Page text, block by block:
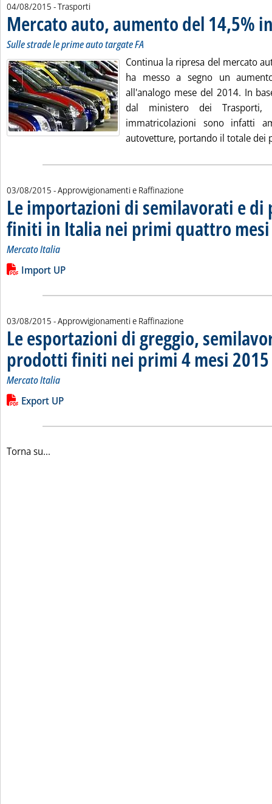
04/08/2015 - Trasporti
Mercato auto, aumento del 14,5%
Sulle strade le prime auto targate FA
Continua la ripresa del mercato
ha messo a segno un
all'analogo mese del 2014. In
dal ministero dei
immatricolazioni sono infatti
autovetture, portando il totale dei
03/08/2015 - Approvvigionamenti e Raffinazione
Le importazioni di semilavorati e
finiti in Italia nei primi quattro
Mercato Italia
Leggi tutta la notizia: 'Le importazioni di semilavorati e di
Lista allegati PDF alla notizia
Import UP
03/08/2015 - Approvvigionamenti e Raffinazione
Le esportazioni di greggio,
prodotti finiti nei primi 4 mesi 2015
Mercato Italia
Leggi tutta la notizia: 'Le esportazioni di greggio,
Lista allegati PDF alla notizia
Export UP
Torna su...